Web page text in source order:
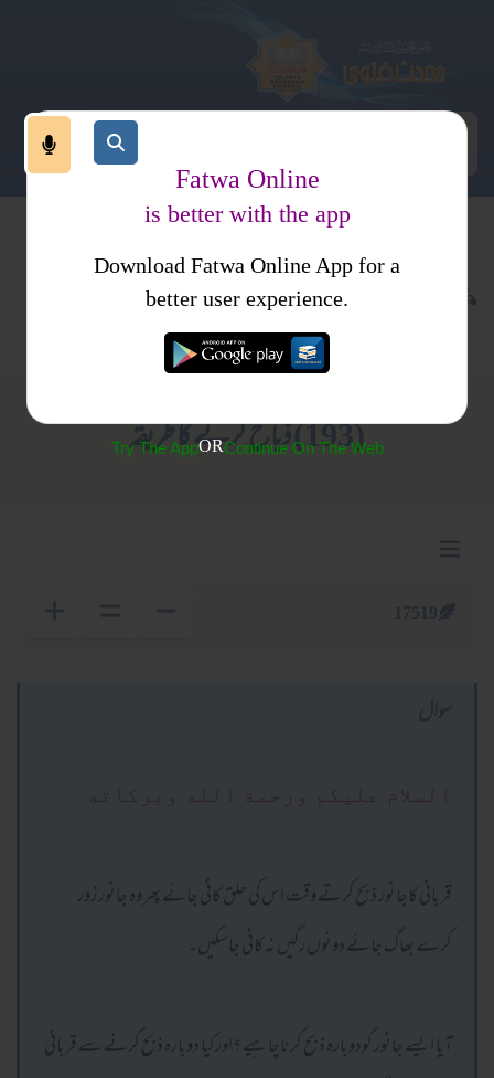
عمرہ اور حج
کتب فتاوی
فتاوی شیخ الحدیث مبارکپوری جلد 2
(193) ذباح کرنے کا طریقہ
السلام عليكم ورحمة الله وبركاته
قربانی کاجانور ذبح کرتے وقت اس کی حلق کاٹی جائے پھر وہ جانور زور
کرے بھاگ جائے دونوں رگیں نہ کاٹی جاسکیں۔
آیا ایسے جانور کودوبارہ ذبح کرناچاہیے ؟اورکیا دوبارہ ذبح کرنے سے قربانی
Fatwa Online
is better with the app
Download Fatwa Online App for a
better user experience.
Try The AppORContinue On The Web